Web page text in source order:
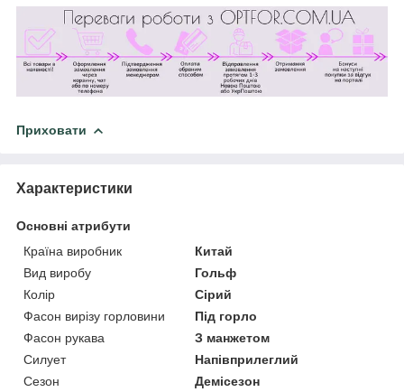
Приховати
Характеристики
Основні атрибути
Країна виробник
Китай
Вид виробу
Гольф
Колір
Сірий
Фасон вирізу горловини
Під горло
Фасон рукава
З манжетом
Силует
Напівприлеглий
Сезон
Демісезон